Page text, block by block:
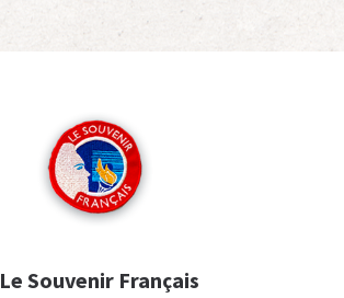
Le Souvenir Français